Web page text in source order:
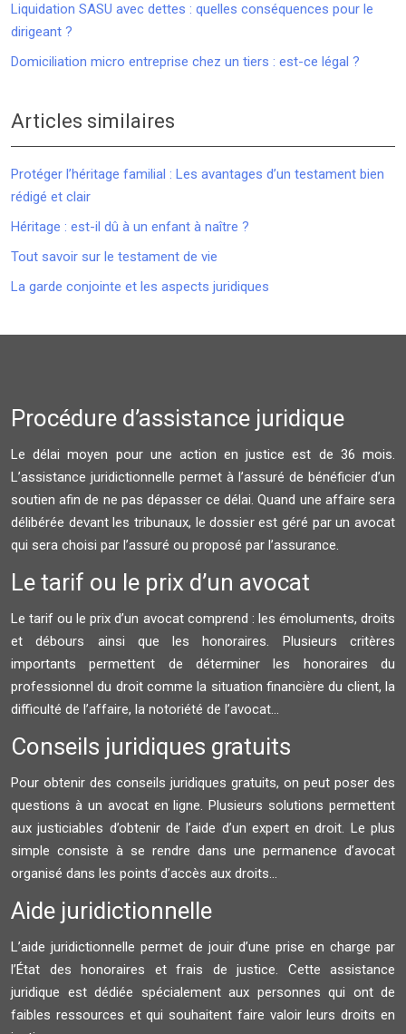
Liquidation SASU avec dettes : quelles conséquences pour le
dirigeant ?
Domiciliation micro entreprise chez un tiers : est-ce légal ?
Articles similaires
Protéger l’héritage familial : Les avantages d’un testament bien
rédigé et clair
Héritage : est-il dû à un enfant à naître ?
Tout savoir sur le testament de vie
La garde conjointe et les aspects juridiques
Procédure d’assistance juridique
Le délai moyen pour une action en justice est de 36 mois.
L’assistance juridictionnelle permet à l’assuré de bénéficier d’un
soutien afin de ne pas dépasser ce délai. Quand une affaire sera
délibérée devant les tribunaux, le dossier est géré par un avocat
qui sera choisi par l’assuré ou proposé par l’assurance.
Le tarif ou le prix d’un avocat
Le tarif ou le prix d’un avocat comprend : les émoluments, droits
et débours ainsi que les honoraires. Plusieurs critères
importants permettent de déterminer les honoraires du
professionnel du droit comme la situation financière du client, la
difficulté de l’affaire, la notoriété de l’avocat…
Conseils juridiques gratuits
Pour obtenir des conseils juridiques gratuits, on peut poser des
questions à un avocat en ligne. Plusieurs solutions permettent
aux justiciables d’obtenir de l’aide d’un expert en droit. Le plus
simple consiste à se rendre dans une permanence d’avocat
organisé dans les points d’accès aux droits…
Aide juridictionnelle
L’aide juridictionnelle permet de jouir d’une prise en charge par
l’État des honoraires et frais de justice. Cette assistance
juridique est dédiée spécialement aux personnes qui ont de
faibles ressources et qui souhaitent faire valoir leurs droits en